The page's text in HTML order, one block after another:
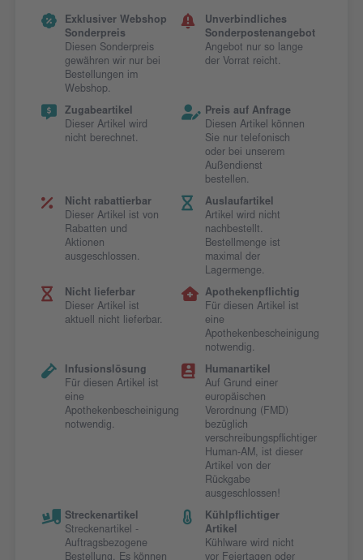
Exklusiver Webshop
Sonderpreis
Diesen Sonderpreis
gewähren wir nur bei
Bestellungen im
Webshop.
Unverbindliches
Sonderpostenangebot
Angebot nur so lange
der Vorrat reicht.
Zugabeartikel
Dieser Artikel wird
nicht berechnet.
Preis auf Anfrage
Diesen Artikel können
Sie nur telefonisch
oder bei unserem
Außendienst
bestellen.
Nicht rabattierbar
Dieser Artikel ist von
Rabatten und
Aktionen
ausgeschlossen.
Auslaufartikel
Artikel wird nicht
nachbestellt.
Bestellmenge ist
maximal der
Lagermenge.
Nicht lieferbar
Dieser Artikel ist
aktuell nicht lieferbar.
Apothekenpflichtig
Für diesen Artikel ist
eine
Apothekenbescheinigung
notwendig.
Infusionslösung
Für diesen Artikel ist
eine
Apothekenbescheinigung
notwendig.
Humanartikel
Auf Grund einer
europäischen
Verordnung (FMD)
bezüglich
verschreibungspflichtiger
Human-AM, ist dieser
Artikel von der
Rückgabe
ausgeschlossen!
Streckenartikel
Streckenartikel -
Auftragsbezogene
Bestellung. Es können
Kühlpflichtiger
Artikel
Kühlware wird nicht
vor Feiertagen oder